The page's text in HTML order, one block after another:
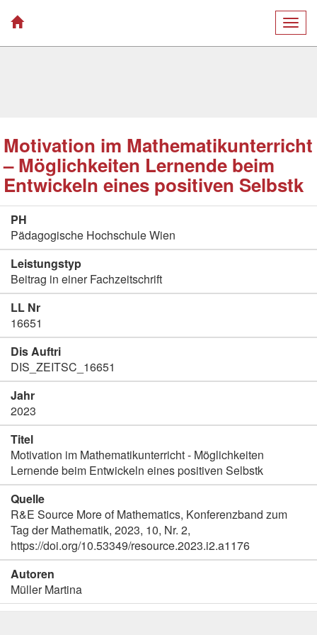
Motivation im Mathematikunterricht
– Möglichkeiten Lernende beim
Entwickeln eines positiven Selbstk
PH
Pädagogische Hochschule Wien
Leistungstyp
Beitrag in einer Fachzeitschrift
LL Nr
16651
Dis Auftri
DIS_ZEITSC_16651
Jahr
2023
Titel
Motivation im Mathematikunterricht - Möglichkeiten
Lernende beim Entwickeln eines positiven Selbstk
Quelle
R&E Source More of Mathematics, Konferenzband zum
Tag der Mathematik, 2023, 10, Nr. 2,
https://doi.org/10.53349/resource.2023.i2.a1176
Autoren
Müller Martina